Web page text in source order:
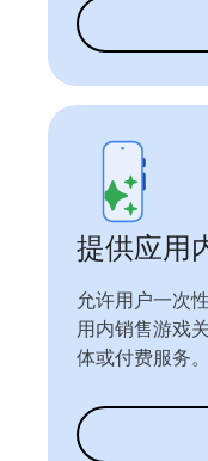
提供应用
允许用户一次
用内销售游戏
体或付费服务。